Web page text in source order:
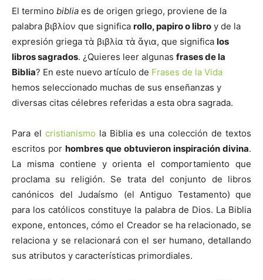
El termino biblia es de origen griego, proviene de la
palabra βιβλίον que significa rollo, papiroo libro y de la
expresión griega τὰ βιβλία τὰ ἅγια, que significa los
libros sagrados. ¿Quieres leer algunas frases de la
Biblia? En este nuevo artículo de Frases de la Vida
hemos seleccionado muchas de sus enseñanzas y
diversas citas célebres referidas a esta obra sagrada.
Para el cristianismo la Biblia es una colección de textos
escritos por hombres que obtuvieron inspiración divina.
La misma contiene y orienta el comportamiento que
proclama su religión. Se trata del conjunto de libros
canónicos del Judaísmo (el Antiguo Testamento) que
para los católicos constituye la palabra de Dios. La Biblia
expone, entonces, cómo el Creador se ha relacionado, se
relaciona y se relacionará con el ser humano, detallando
sus atributos y características primordiales.